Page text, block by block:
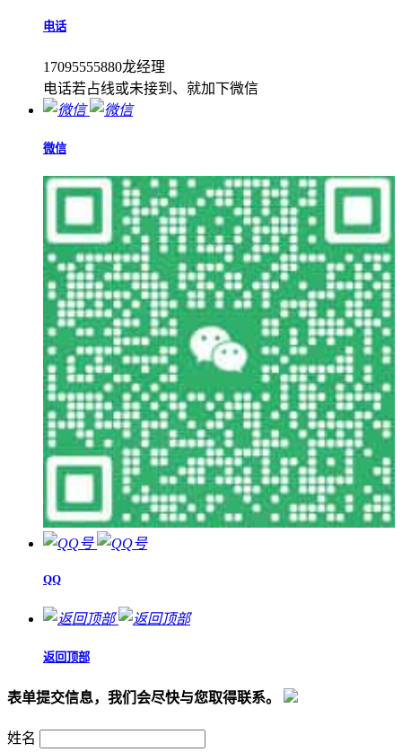
电话
17095555880龙经理
电话若占线或未接到、就加下微信
微信
QQ
返回顶部
表单提交信息，我们会尽快与您取得联系。
姓名